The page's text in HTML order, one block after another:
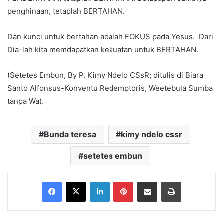
penghinaan, tetaplah BERTAHAN.
Dan kunci untuk bertahan adalah FOKUS pada Yesus. Dari
Dia-lah kita memdapatkan kekuatan untuk BERTAHAN.
(Setetes Embun, By P. Kimy Ndelo CSsR; ditulis di Biara
Santo Alfonsus-Konventu Redemptoris, Weetebula Sumba
tanpa Wa).
Bunda teresa kimy ndelo cssr
setetes embun
Facebook
X LinkedInPinterestShare via Email Print